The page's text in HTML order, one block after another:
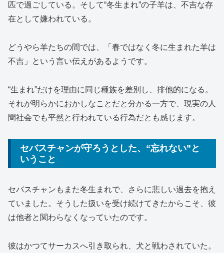
匹で過ごしている。そして“冬生まれ”の子羊は、不吉な存
在として嫌われている。
どうやら羊たちの間では、「春ではなく冬に生まれた羊は
不吉」という言い伝えがあるようです。
“生まれ”だけを理由に同じ種族を差別し、排他的になる。
それが明らかにおかしなことだと分かる一方で、現実の人
間社会でも平然と行われている行為だとも感じます。
セバスチャンが守ろうとした、“忘れない”と
いうこと
セバスチャンもまた冬生まれで、さらに悲しい過去を抱え
ていました。そうした扱いを受け続けてきたからこそ、彼
は他者と関わらなくなっていたのです。
彼はかつてサーカスへ引き取られ、犬と戦わされていた。